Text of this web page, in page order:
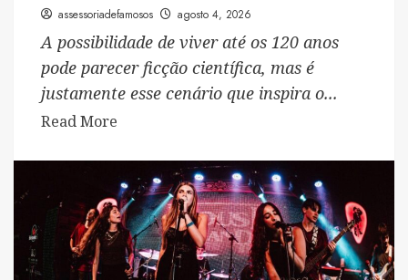
assessoriadefamosos agosto 4, 2026
A possibilidade de viver até os 120 anos
pode parecer ficção científica, mas é
justamente esse cenário que inspira o...
Read More
about
Luiz
Paulo
Foggetti
lança